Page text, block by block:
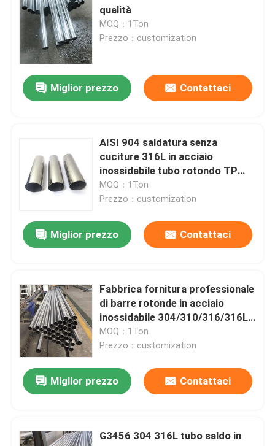
Controllo di qualità
Contattaci
notizie
Richiedere un preventivo
Lamiera sottile di acciaio inossidabile
Strato laminato a freddo di acciaio inossidabile
Strato decorativo di acciaio inossidabile
Bobina laminata a freddo di acciaio inossidabile
Bobina laminata a caldo di acciaio inossidabile
Tubo senza cuciture di acciaio inossidabile
qualità
MOQ：1Ton
Prezzo：customization
Miglior prezzo Contattaci
AISI 904 saldatura senza
cuciture 316L in acciaio
inossidabile tubo rotondo TP
304 in acciaio inossidabile tubi
201 in acciaio inossidabile tubo
MOQ：1Ton
Prezzo：customization
Miglior prezzo Contattaci
Fabbrica fornitura professionale
di barre rotonde in acciaio
inossidabile 304/310/316/316L
per la fabbricazione di ponti
MOQ：1Ton
Prezzo：customization
Miglior prezzo Contattaci
G3456 304 316L tubo saldo in